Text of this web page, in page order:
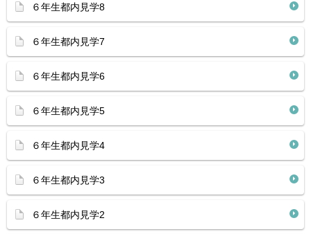
６年生都内見学8
６年生都内見学7
６年生都内見学6
６年生都内見学5
６年生都内見学4
６年生都内見学3
６年生都内見学2